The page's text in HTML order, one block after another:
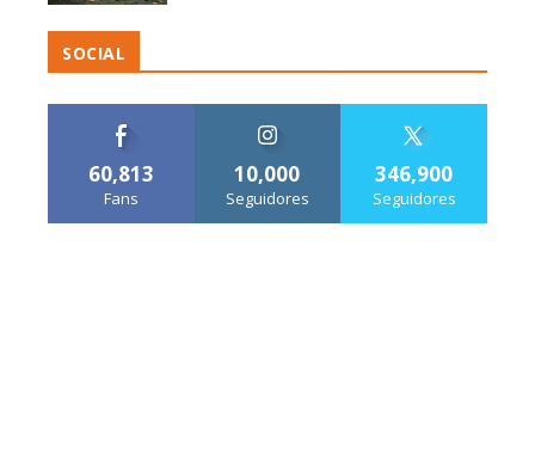
SOCIAL
60,813
Fans
10,000
Seguidores
346,900
Seguidores